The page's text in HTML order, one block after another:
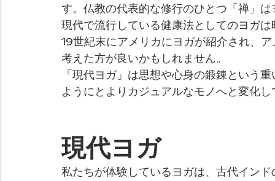
す。仏教の代表的な修行のひとつ「禅」
現代で流行している健康法としてのヨガ
19世紀末にアメリカにヨガが紹介され、
考えた方が良いかもしれません。
「現代ヨガ」は思想や心身の鍛錬という
ようにとよりカジュアルなモノへと変化
現代ヨガ
私たちが体験しているヨガは、古代イン